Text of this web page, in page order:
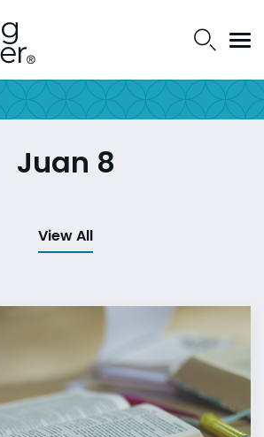
Juan 8
View All